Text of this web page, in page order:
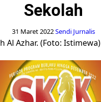
Sekolah
31 Maret 2022Sendi Jurnalis